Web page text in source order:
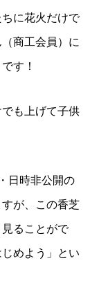
に花火だけで
商工会員）に
す！
でも上げて子供
日時非公開の
が、この香芝
ることがで
めよう」とい